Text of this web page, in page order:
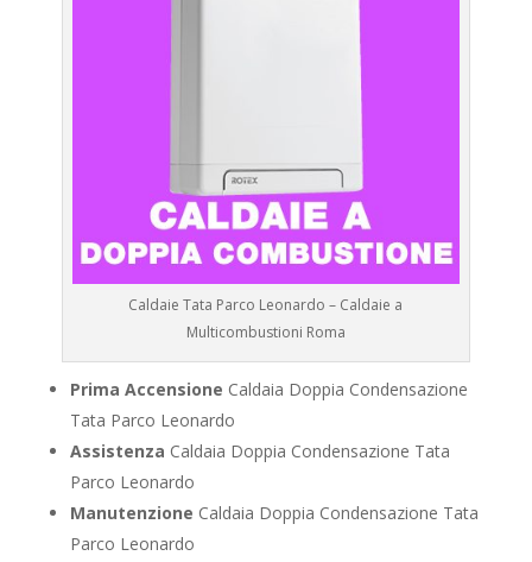
Caldaie Tata Parco Leonardo – Caldaie a
Multicombustioni Roma
Prima Accensione Caldaia Doppia Condensazione
Tata Parco Leonardo
Assistenza Caldaia Doppia Condensazione Tata
Parco Leonardo
Manutenzione Caldaia Doppia Condensazione Tata
Parco Leonardo